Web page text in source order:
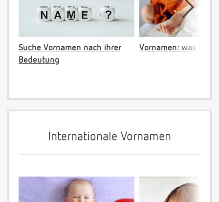
Suche Vornamen nach ihrer
Bedeutung
Vornamen: was ist
Internationale Vornamen